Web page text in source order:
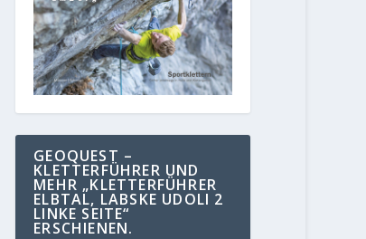
GEOQUEST –
KLETTERFÜHRER UND
MEHR „KLETTERFÜHRER
ELBTAL, LABSKE UDOLI 2
LINKE SEITE“
ERSCHIENEN.